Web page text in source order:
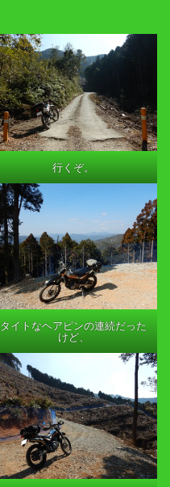
行くぞ。
タイトなヘアピンの連続だった
けど、